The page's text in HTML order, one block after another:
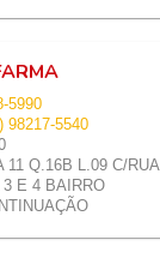
5990
98217-5540
11 Q.16B L.09 C/RUA
E 4 BAIRRO